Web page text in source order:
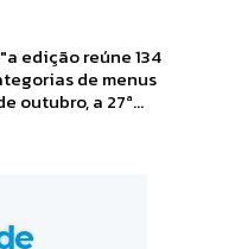
edição reúne 134
de menus
outubro, a 27ª...